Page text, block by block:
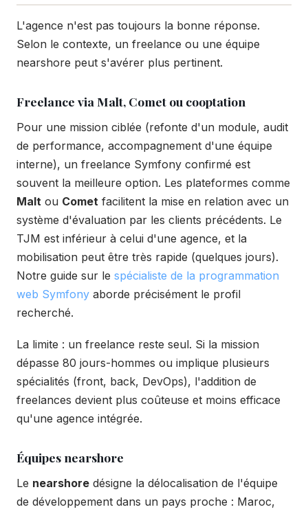
L'agence n'est pas toujours la bonne réponse.
Selon le contexte, un freelance ou une équipe
nearshore peut s'avérer plus pertinent.
Freelance via Malt, Comet ou cooptation
Pour une mission ciblée (refonte d'un module, audit
de performance, accompagnement d'une équipe
interne), un freelance Symfony confirmé est
souvent la meilleure option. Les plateformes comme
Malt ou Comet facilitent la mise en relation avec un
système d'évaluation par les clients précédents. Le
TJM est inférieur à celui d'une agence, et la
mobilisation peut être très rapide (quelques jours).
Notre guide sur le spécialiste de la programmation
web Symfony aborde précisément le profil
recherché.
La limite : un freelance reste seul. Si la mission
dépasse 80 jours-hommes ou implique plusieurs
spécialités (front, back, DevOps), l'addition de
freelances devient plus coûteuse et moins efficace
qu'une agence intégrée.
Équipes nearshore
Le nearshore désigne la délocalisation de l'équipe
de développement dans un pays proche : Maroc,